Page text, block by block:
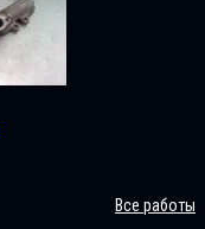
Все работы